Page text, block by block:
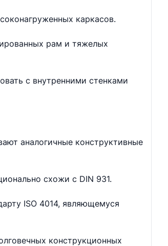
каркасов.
рам и тяжелых
с внутренними стенками
аналогичные конструктивные
схожи с DIN 931.
ISO 4014, являющемуся
конструкционных